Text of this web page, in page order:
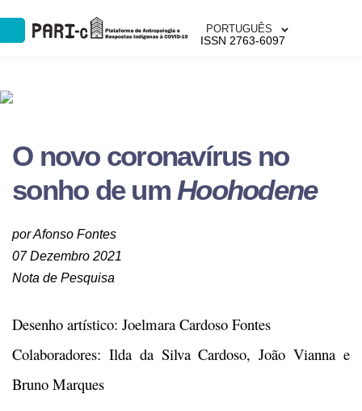
PORTUGUÊS
ISSN 2763-6097
O novo coronavírus no
sonho de um Hoohodene
por Afonso Fontes
07 Dezembro 2021
Nota de Pesquisa
Desenho artístico: Joelmara Cardoso Fontes
Colaboradores: Ilda da Silva Cardoso, João Vianna e
Bruno Marques